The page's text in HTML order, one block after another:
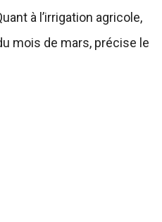
à l’irrigation agricole,
mois de mars, précise le